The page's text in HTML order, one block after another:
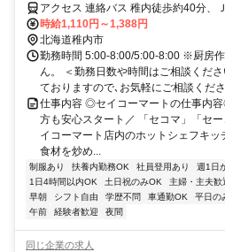
アクセス 連絡バス 稚内徒歩約40分、
ＪＲ宗谷本線 南稚内徒歩約67分
時給1,110円～1,388円
北海道稚内市
勤務時間 5:00-8:00/5:00-8:00 ※厨房
ん。 ＜勤務日数や時間はご相談くだ
ておりますので､お気軽にご相談くだ
仕事内容 ◎セイコーマートの仕事内
方も安心スタート／ 「セコマ」「セ
イコーマート店内のホットシェフキッ
食材を炒め...
制服あり 扶養内勤務OK 社員登用あり 週1日
1日4時間以内OK
土日祝のみOK 主婦・主夫歓
早朝
シフト自由 学歴不問 車通勤OK 平日の
午前
経験者歓迎 夜間
同じ企業の求人